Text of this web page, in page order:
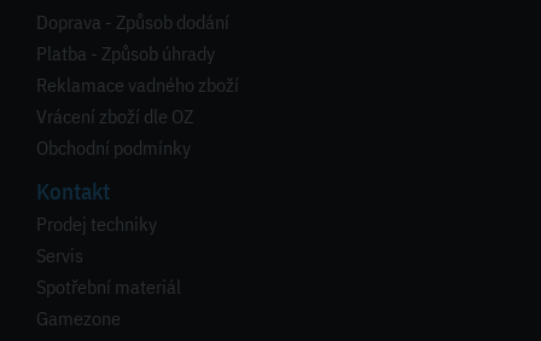
Doprava - Způsob dodání
Platba - Způsob úhrady
Reklamace vadného zboží
Vrácení zboží dle OZ
Obchodní podmínky
Kontakt
Prodej techniky
Servis
Spotřební materiál
Gamezone